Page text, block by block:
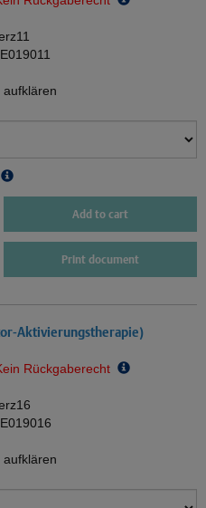
aufklären
Add to cart
Print document
Aktivierungstherapie)
Rückgaberecht
aufklären